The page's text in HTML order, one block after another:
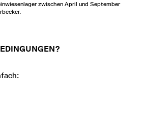
zwischen April und September